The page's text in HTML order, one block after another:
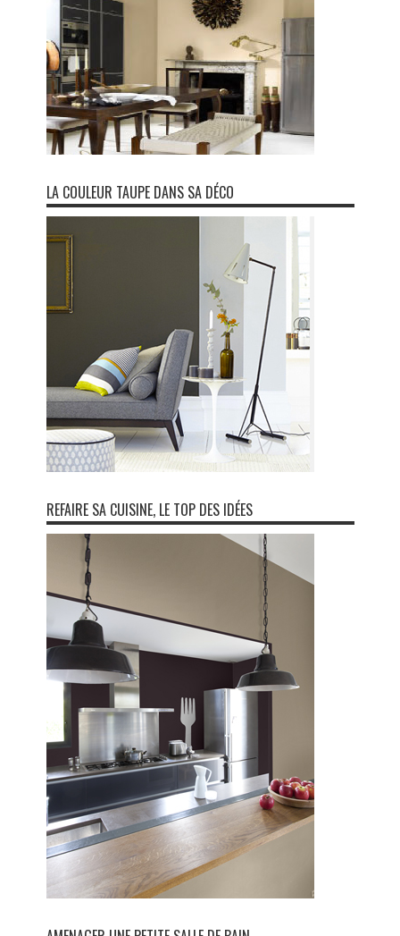
LA COULEUR TAUPE DANS SA DÉCO
REFAIRE SA CUISINE, LE TOP DES IDÉES